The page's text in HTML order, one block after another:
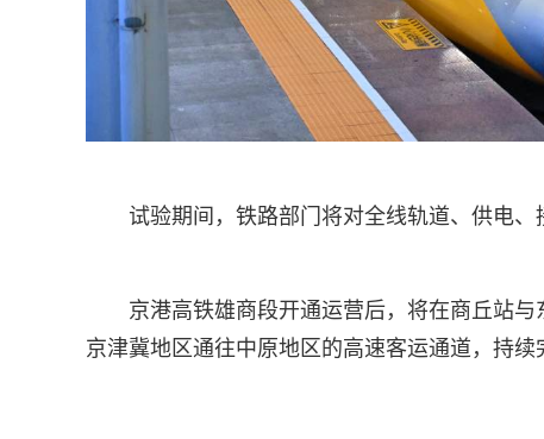
试验期间，铁路部门将对全线轨道、供电、
京港高铁雄商段开通运营后，将在商丘站
京津冀地区通往中原地区的高速客运通道，持续